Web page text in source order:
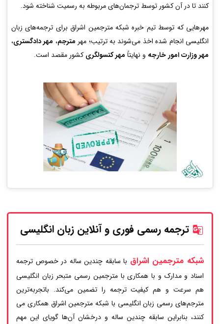
کنند تا در آن کشور توسط ترجمان‌های مربوطه به رسمیت شناخته شود.
مهرهایی که توسط تیم خبره شبکه مترجمین اشراق برای ترجمه‌های زبان
انگلیسی انجام شده اخذ می‌شوند به ترتیب؛ مهر مترجم، مهر دادگستری،
مهر وزارت امور خارجه و نهایتاً مهر کنسولگری کشور مقصد است.
ترجمه رسمی فوری و آنلاین زبان انگلیسی
شبکه مترجمین اشراق با سابقه چندین ساله در خصوص ترجمه
اسناد و مدارک و با همکاری با مترجمین رسمی متبحر زبان انگلیسی
هم سرعت و هم کیفیت ترجمه را تضمین می‌کند. باتجربه‌ترین
مترجم‌های رسمی زبان انگلیسی با شبکه مترجمین اشراق همکاری می
کنند، بنابراین سابقه چندین ساله و درخشان آن‌ها گویای این مهم